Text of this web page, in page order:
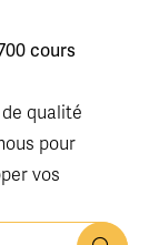
cours
qualité
pour
vos